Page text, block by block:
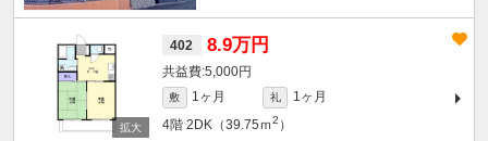
402 8.9万円
5,000円
敷 1ヶ月 礼
1ヶ月
4階 2DK（39.75ｍ2 ）